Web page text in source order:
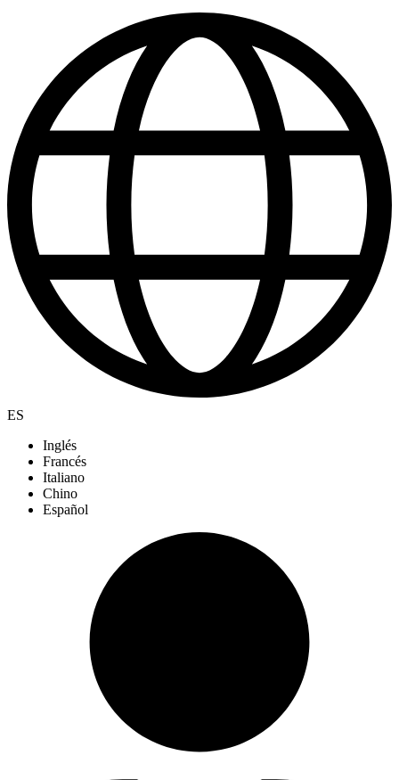
ES
Inglés
Francés
Italiano
Chino
Español